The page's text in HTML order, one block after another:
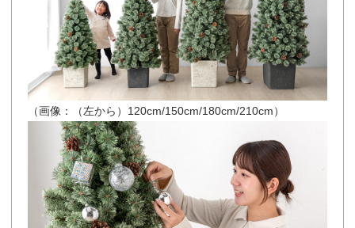
（画像：（左から）120cm/150cm/180cm/210cm）